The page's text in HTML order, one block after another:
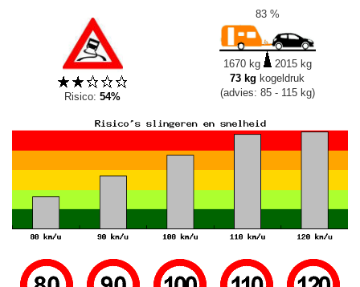
Risico:54%
83 %
1670 kg
2015 kg
73 kg kogeldruk
(advies: 85 - 115 kg)